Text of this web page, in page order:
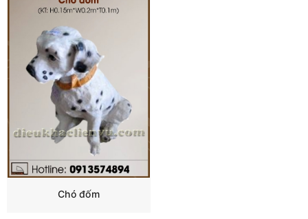
Chó đốm